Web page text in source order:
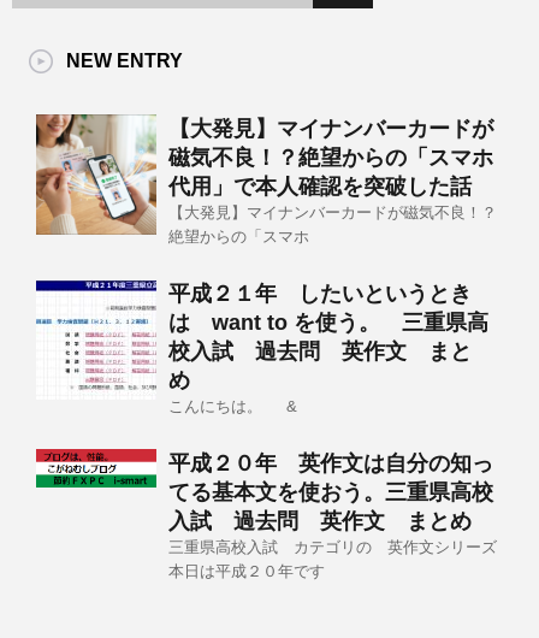
NEW ENTRY
【大発見】マイナンバーカードが
磁気不良！？絶望からの「スマホ
代用」で本人確認を突破した話
【大発見】マイナンバーカードが磁気不良！？
絶望からの「スマホ
平成２１年 したいというとき
は want to を使う。 三重県高
校入試 過去問 英作文 まと
め
こんにちは。 &
平成２０年 英作文は自分の知っ
てる基本文を使おう。三重県高校
入試 過去問 英作文 まとめ
三重県高校入試 カテゴリの 英作文シリーズ
本日は平成２０年です